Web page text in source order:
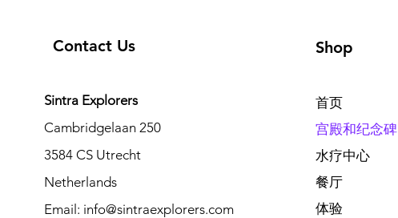
Contact Us
Sintra Explorers
Cambridgelaan 250
3584 CS Utrecht
Netherlands
Email: info@sintraexplorers.com
Shop
首页
宫殿和纪念碑
水疗中心
餐厅
体验